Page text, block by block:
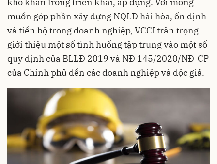
muốn góp phần xây dựng NQLĐ hài hòa, ổn định
và tiến bộ trong doanh nghiệp, VCCI trân trọng
giới thiệu một số tình huống tập trung vào một số
quy định của BLLĐ 2019 và NĐ 145/2020/NĐ-CP
của Chính phủ đến các doanh nghiệp và độc giả.